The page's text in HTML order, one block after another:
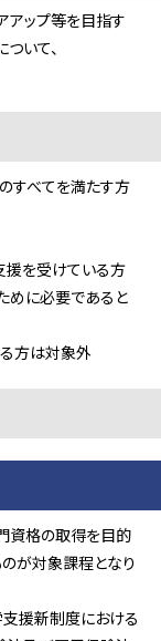
アップ等を目指す
いて、
すべてを満たす方
援を受けている方
めに必要であると
方は対象外
資格の取得を目的
のが対象課程となり
援新制度における